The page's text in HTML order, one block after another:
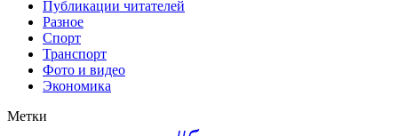
Публикации читателей
Разное
Спорт
Транспорт
Фото и видео
Экономика
Метки